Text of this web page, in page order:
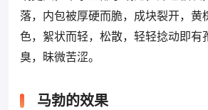
落，内包被厚硬而脆，成块裂开，黄
色，絮状而轻，松散，轻轻捻动即有
臭，昧微苦涩。
马勃的效果